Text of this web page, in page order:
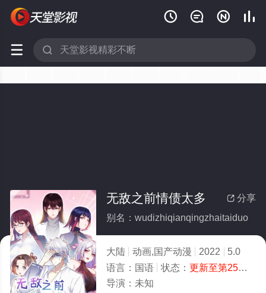
   
 
 分享
无敌之前情债太多
别名：wudizhiqianqingzhaitaiduo
大陆 动画,国产动漫 2022
5.0
语言： 国语 状态： 更新至第25集
导演： 未知